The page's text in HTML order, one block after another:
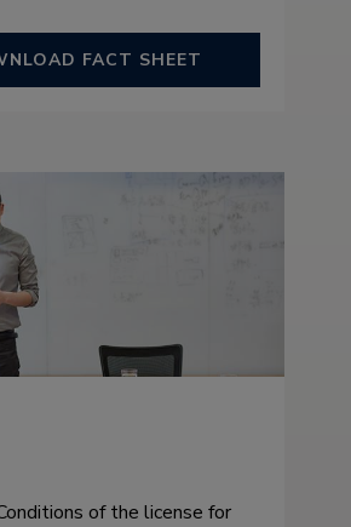
FACT SHEET
of the license for